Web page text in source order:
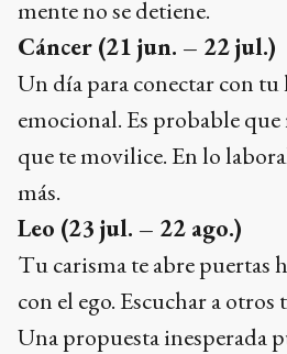
mente no se detiene.
Cáncer (21 jun. – 22 jul.)
Un día para conectar con tu
emocional. Es probable
que te movilice. En lo
más.
Leo (23 jul. – 22 ago.)
Tu carisma te abre puertas
con el ego. Escuchar a otros
Una propuesta inesperada